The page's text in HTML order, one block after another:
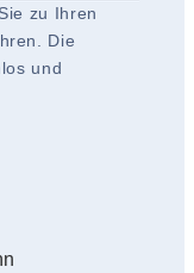
zu Ihren
Die
und